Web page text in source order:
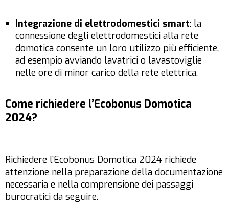
Integrazione di elettrodomestici smart: la
connessione degli elettrodomestici alla rete
domotica consente un loro utilizzo più efficiente,
ad esempio avviando lavatrici o lavastoviglie
nelle ore di minor carico della rete elettrica.
Come richiedere l’Ecobonus Domotica
2024?
Richiedere l’Ecobonus Domotica 2024 richiede
attenzione nella preparazione della documentazione
necessaria e nella comprensione dei passaggi
burocratici da seguire.